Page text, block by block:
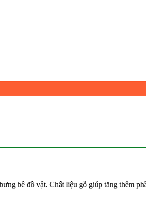
bê đồ vật. Chất liệu gỗ giúp tăng thêm